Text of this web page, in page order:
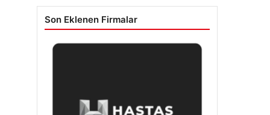
Son Eklenen Firmalar